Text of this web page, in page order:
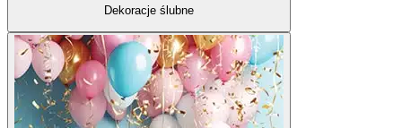
Dekoracje ślubne